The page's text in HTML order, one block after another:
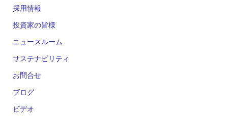
採用情報
投資家の皆様
ニュースルーム
サステナビリティ
お問合せ
ブログ
ビデオ